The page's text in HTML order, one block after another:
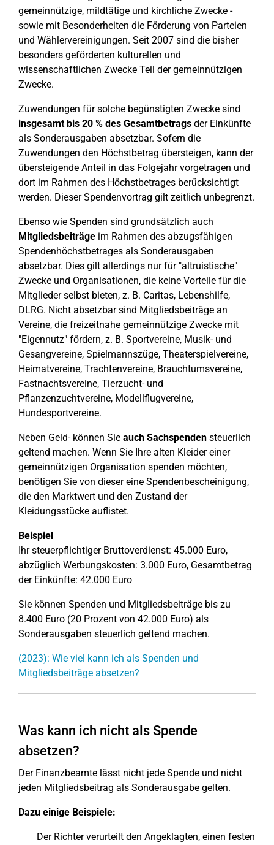
gemeinnützige, mildtätige und kirchliche Zwecke -
sowie mit Besonderheiten die Förderung von Parteien
und Wählervereinigungen. Seit 2007 sind die bisher
besonders geförderten kulturellen und
wissenschaftlichen Zwecke Teil der gemeinnützigen
Zwecke.
Zuwendungen für solche begünstigten Zwecke sind
insgesamt bis 20 % des Gesamtbetrags der Einkünfte
als Sonderausgaben absetzbar. Sofern die
Zuwendungen den Höchstbetrag übersteigen, kann der
übersteigende Anteil in das Folgejahr vorgetragen und
dort im Rahmen des Höchstbetrages berücksichtigt
werden. Dieser Spendenvortrag gilt zeitlich unbegrenzt.
Ebenso wie Spenden sind grundsätzlich auch
Mitgliedsbeiträge im Rahmen des abzugsfähigen
Spendenhöchstbetrages als Sonderausgaben
absetzbar. Dies gilt allerdings nur für "altruistische"
Zwecke und Organisationen, die keine Vorteile für die
Mitglieder selbst bieten, z. B. Caritas, Lebenshilfe,
DLRG. Nicht absetzbar sind Mitgliedsbeiträge an
Vereine, die freizeitnahe gemeinnützige Zwecke mit
"Eigennutz" fördern, z. B. Sportvereine, Musik- und
Gesangvereine, Spielmannszüge, Theaterspielvereine,
Heimatvereine, Trachtenvereine, Brauchtumsvereine,
Fastnachtsvereine, Tierzucht- und
Pflanzenzuchtvereine, Modellflugvereine,
Hundesportvereine.
Neben Geld- können Sie auch Sachspenden steuerlich
geltend machen. Wenn Sie Ihre alten Kleider einer
gemeinnützigen Organisation spenden möchten,
benötigen Sie von dieser eine Spendenbescheinigung,
die den Marktwert und den Zustand der
Kleidungsstücke auflistet.
Beispiel
Ihr steuerpflichtiger Bruttoverdienst: 45.000 Euro,
abzüglich Werbungskosten: 3.000 Euro, Gesamtbetrag
der Einkünfte: 42.000 Euro
Sie können Spenden und Mitgliedsbeiträge bis zu
8.400 Euro (20 Prozent von 42.000 Euro) als
Sonderausgaben steuerlich geltend machen.
(2023): Wie viel kann ich als Spenden und
Mitgliedsbeiträge absetzen?
Was kann ich nicht als Spende
absetzen?
Der Finanzbeamte lässt nicht jede Spende und nicht
jeden Mitgliedsbeitrag als Sonderausgabe gelten.
Dazu einige Beispiele:
Der Richter verurteilt den Angeklagten, einen festen